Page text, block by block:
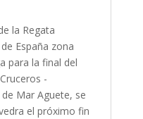
la Regata
España zona
para la final del
-
Mar Aguete, se
el próximo fin